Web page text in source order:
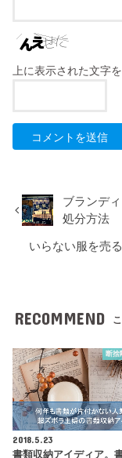
上に表示された文字
ブランデ
処分方法
いらない服を売
RECOMMEND
断
2018.5.23
書類収納アイディア。